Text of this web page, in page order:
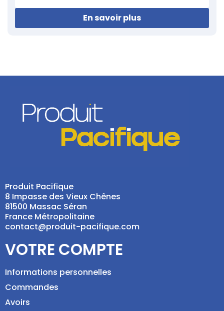
En savoir plus
Produit Pacifique
8 Impasse des Vieux Chênes
81500 Massac Séran
France Métropolitaine
contact@produit-pacifique.com
VOTRE COMPTE
Informations personnelles
Commandes
Avoirs